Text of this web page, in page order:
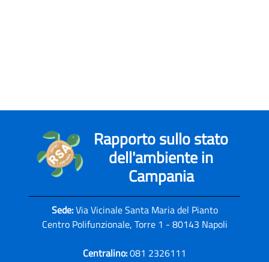
Rapporto sullo stato
dell'ambiente in
Campania
Sede:Via Vicinale Santa Maria del Pianto
Centro Polifunzionale, Torre 1 - 80143 Napoli
Centralino:081 2326111